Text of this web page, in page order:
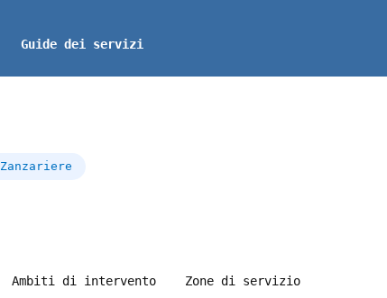
Guide dei servizi
Zanzariere
Ambiti di intervento Zone di servizio